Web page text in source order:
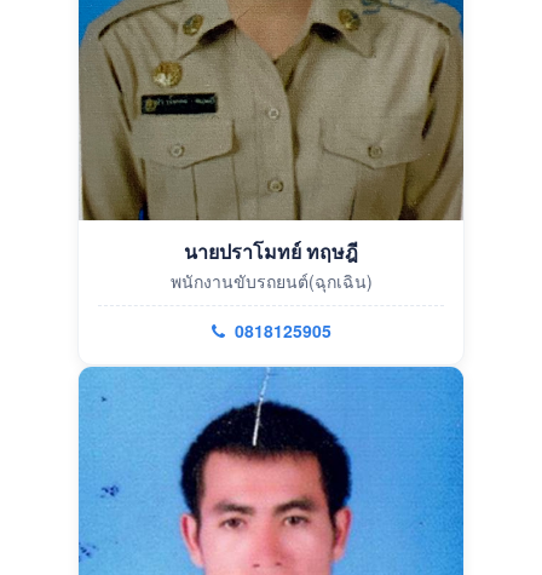
นายปราโมทย์ ทฤษฎี
พนักงานขับรถยนต์(ฉุกเฉิน)
0818125905